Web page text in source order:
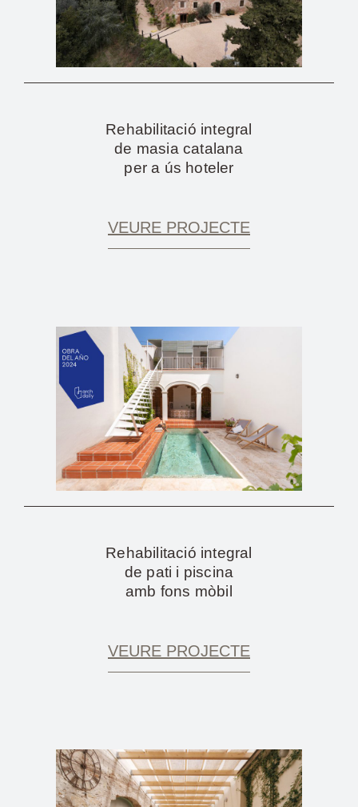
Rehabilitació integral
de masia catalana
per a ús hoteler
VEURE PROJECTE
Rehabilitació integral
de pati i piscina
amb fons mòbil
VEURE PROJECTE